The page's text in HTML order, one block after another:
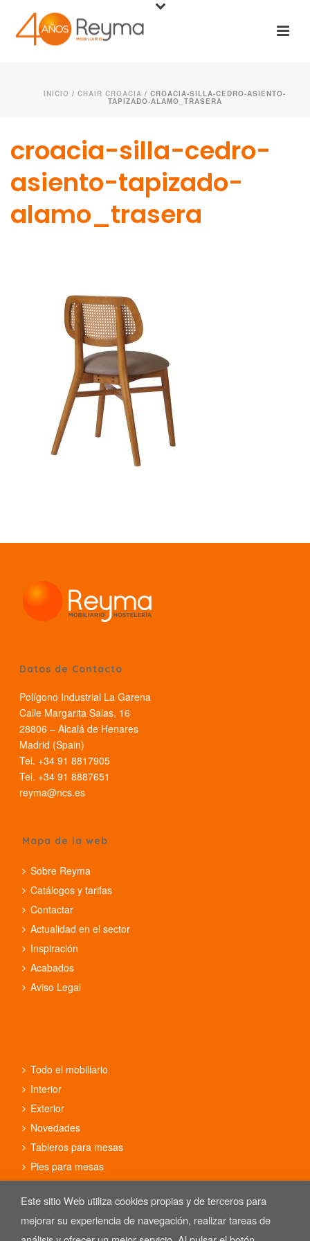
INICIO / CHAIR CROACIA / CROACIA-SILLA-CEDRO-ASIENTO-
TAPIZADO-ALAMO_TRASERA
croacia-silla-cedro-
asiento-tapizado-
alamo_trasera
Datos de Contacto
Polígono Industrial La Garena
Calle Margarita Salas, 16
28806 – Alcalá de Henares
Madrid (Spain)
Tel. +34 91 8817905
Tel. +34 91 8887651
reyma@ncs.es
Mapa de la web
Sobre Reyma
Catálogos y tarifas
Contactar
Actualidad en el sector
Inspiración
Acabados
Aviso Legal
Todo el mobiliario
Interior
Exterior
Novedades
Tableros para mesas
Pies para mesas
Este sitio Web utiliza cookies propias y de terceros para
mejorar su experiencia de navegación, realizar tareas de